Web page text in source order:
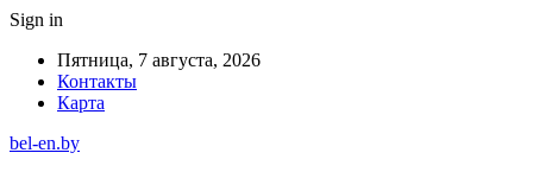
Sign in
Пятница, 7 августа, 2026
Контакты
Карта
bel-en.by